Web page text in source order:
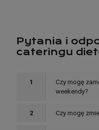
Pytania i
cateringu
1
Czy mogę
weekendy?
2 Czy mogę